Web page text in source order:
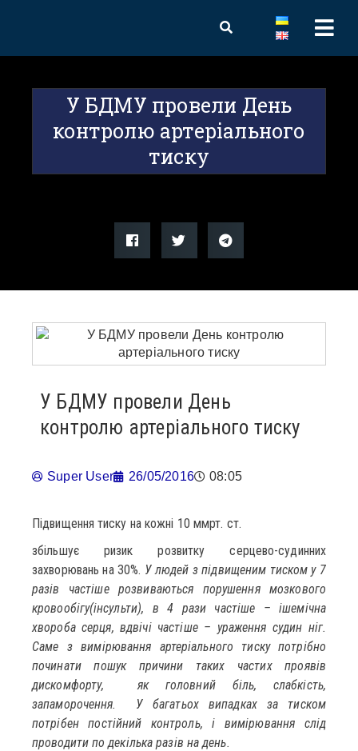
У БДМУ провели День
контролю артеріального
тиску
У БДМУ провели День
контролю артеріального тиску
Super User 26/05/2016 08:05
Підвищення тиску на кожні 10 ммрт. ст.
збільшує ризик розвитку серцево-судинних
захворювань на 30%. У людей з підвищеним тиском у 7
разів частіше розвиваються порушення мозкового
кровообігу(інсульти), в 4 рази частіше – ішемічна
хвороба серця, вдвічі частіше – ураження судин ніг.
Саме з вимірювання артеріального тиску потрібно
починати пошук причини таких частих проявів
дискомфорту, як головний біль, слабкість,
запаморочення. У багатьох випадках за тиском
потрібен постійний контроль, і вимірювання слід
проводити по декілька разів на день.